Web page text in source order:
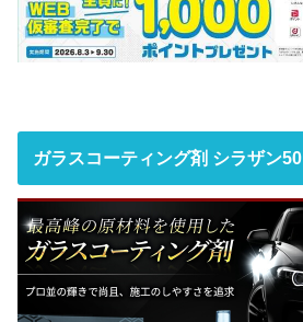
ガラスコーティング剤 シラザン50